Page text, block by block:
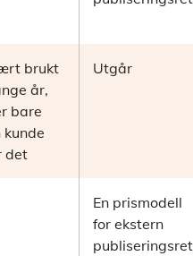
brukt
år,
bare
kunde
det
Utgår
En prismodell
for ekstern